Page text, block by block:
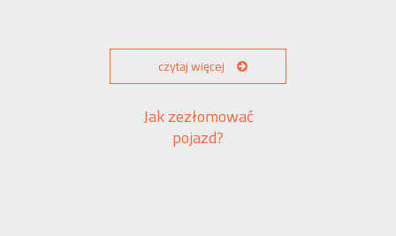
czytaj więcej
Jak zezłomować
pojazd?